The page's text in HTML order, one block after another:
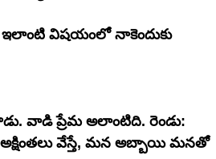
విషయంలో నాకెందుకు
వాడి ప్రేమ అలాంటిది. రెండు:
అక్షింతలు వేస్తే, మన అబ్బాయి మనతో